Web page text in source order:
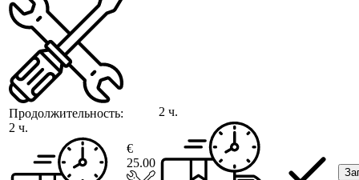
Продолжительность:
2 ч.
€
25.00
2 ч.